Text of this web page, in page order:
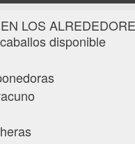
LOS
disponible